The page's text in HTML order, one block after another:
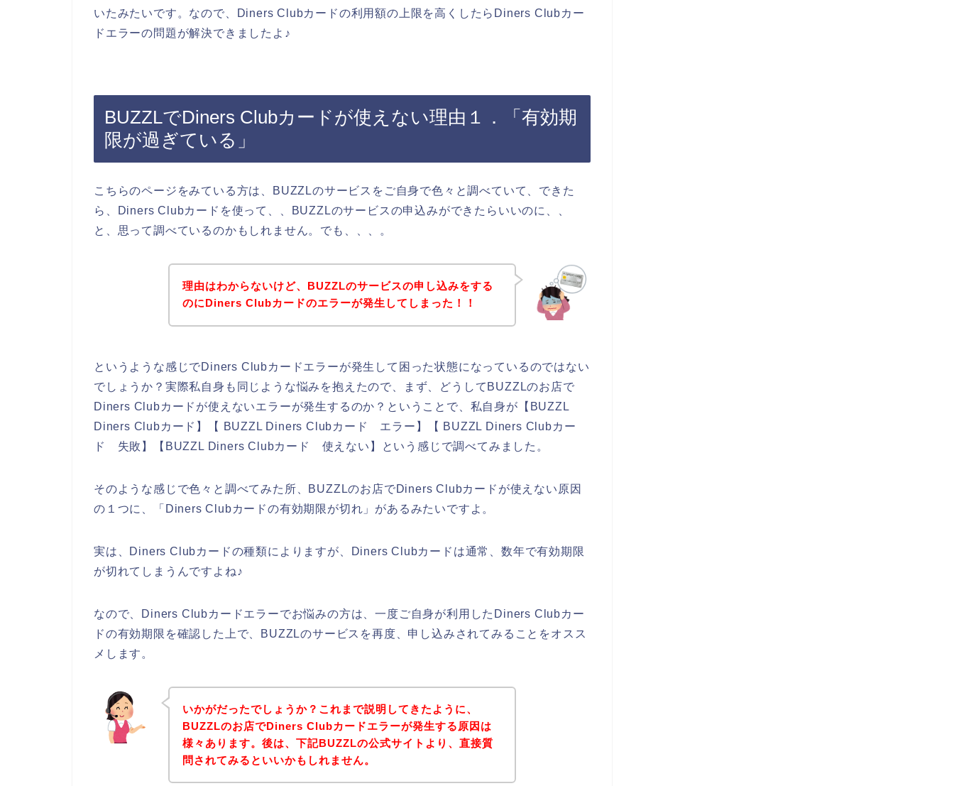
いたみたいです。なので、Diners Clubカードの利用額の上限を高くしたらDiners Clubカー
ドエラーの問題が解決できましたよ♪
BUZZLでDiners Clubカードが使えない理由１．「有効期
限が過ぎている」
こちらのページをみている方は、BUZZLのサービスをご自身で色々と調べていて、できた
ら、Diners Clubカードを使って、、BUZZLのサービスの申込みができたらいいのに、、
と、思って調べているのかもしれません。でも、、、。
理由はわからないけど、BUZZLのサービスの申し込みをする
のにDiners Clubカードのエラーが発生してしまった！！
というような感じでDiners Clubカードエラーが発生して困った状態になっているのではない
でしょうか？実際私自身も同じような悩みを抱えたので、まず、どうしてBUZZLのお店で
Diners Clubカードが使えないエラーが発生するのか？ということで、私自身が【BUZZL
Diners Clubカード】【 BUZZL Diners Clubカード エラー】【 BUZZL Diners Clubカー
ド 失敗】【BUZZL Diners Clubカード 使えない】という感じで調べてみました。
そのような感じで色々と調べてみた所、BUZZLのお店でDiners Clubカードが使えない原因
の１つに、「Diners Clubカードの有効期限が切れ」があるみたいですよ。
実は、Diners Clubカードの種類によりますが、Diners Clubカードは通常、数年で有効期限
が切れてしまうんですよね♪
なので、Diners Clubカードエラーでお悩みの方は、一度ご自身が利用したDiners Clubカー
ドの有効期限を確認した上で、BUZZLのサービスを再度、申し込みされてみることをオスス
メします。
いかがだったでしょうか？これまで説明してきたように、
BUZZLのお店でDiners Clubカードエラーが発生する原因は
様々あります。後は、下記BUZZLの公式サイトより、直接質
問されてみるといいかもしれません。